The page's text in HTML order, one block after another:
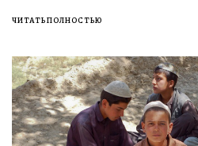
ЧИТАТЬ ПОЛНОСТЬЮ